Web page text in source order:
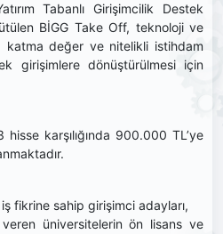
Tabanlı Girişimcilik Destek
BİGG Take Off, teknoloji ve
katma değer ve nitelikli istihdam
girişimlere dönüştürülmesi için
hisse karşılığında 900.000 TL’ye
fikrine sahip girişimci adayları,
üniversitelerin ön lisans ve